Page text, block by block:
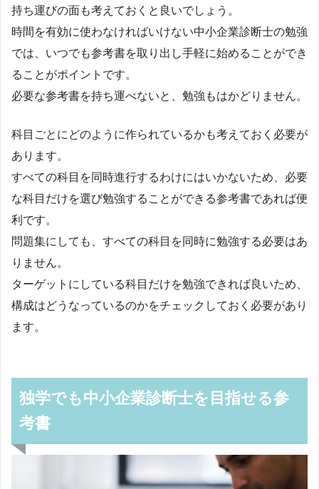
持ち運びの面も考えておくと良いでしょう。
時間を有効に使わなければいけない中小企業診断士の勉強
では、いつでも参考書を取り出し手軽に始めることができ
ることがポイントです。
必要な参考書を持ち運べないと、勉強もはかどりません。
科目ごとにどのように作られているかも考えておく必要が
あります。
すべての科目を同時進行するわけにはいかないため、必要
な科目だけを選び勉強することができる参考書であれば便
利です。
問題集にしても、すべての科目を同時に勉強する必要はあ
りません。
ターゲットにしている科目だけを勉強できれば良いため、
構成はどうなっているのかをチェックしておく必要があり
ます。
独学でも中小企業診断士を目指せる参
考書